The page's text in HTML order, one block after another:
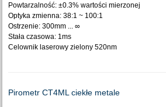
Powtarzalność: ±0.3% wartości mierzonej
Optyka zmienna: 38:1 ~ 100:1
Ostrzenie: 300mm ... ∞
Stała czasowa: 1ms
Celownik laserowy zielony 520nm
Pirometr CT4ML ciekłe metale